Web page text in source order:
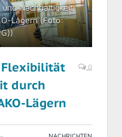
Nachhaltigkeit
Lägern (Foto:
durch
Lägern
0